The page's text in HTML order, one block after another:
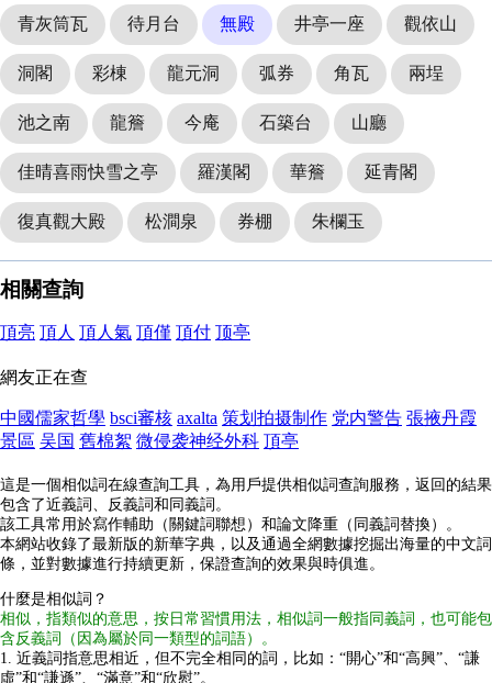
青灰筒瓦 待月台 無殿 井亭一座 觀依山
洞閣 彩棟 龍元洞 弧券 角瓦 兩埕
池之南 龍簷 今庵 石築台 山廳
佳晴喜雨快雪之亭 羅漢閣 華簷 延青閣
復真觀大殿 松澗泉 券棚 朱欄玉
相關查詢
頂亮 頂人 頂人氣 頂僅 頂付 顶亭
網友正在查
中國儒家哲學 bsci審核 axalta 策划拍摄制作 党内警告 張掖丹霞
景區 吴国 舊棉絮 微侵袭神经外科 頂亭
這是一個相似詞在線查詢工具，為用戶提供相似詞查詢服務，返回的結果
包含了近義詞、反義詞和同義詞。
該工具常用於寫作輔助（關鍵詞聯想）和論文降重（同義詞替換）。
本網站收錄了最新版的新華字典，以及通過全網數據挖掘出海量的中文詞
條，並對數據進行持續更新，保證查詢的效果與時俱進。
什麼是相似詞？
相似，指類似的意思，按日常習慣用法，相似詞一般指同義詞，也可能包
含反義詞（因為屬於同一類型的詞語）。
1. 近義詞指意思相近，但不完全相同的詞，比如：“開心”和“高興”、“謙
虛”和“謙遜”、“滿意”和“欣慰”。